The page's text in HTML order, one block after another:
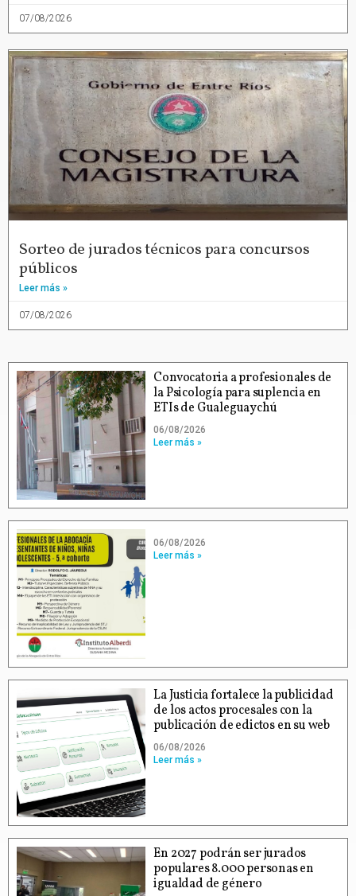
07/08/2026
Sorteo de jurados técnicos para concursos
públicos
Leer más »
07/08/2026
Convocatoria a profesionales de
la Psicología para suplencia en
ETIs de Gualeguaychú
06/08/2026
Leer más »
06/08/2026
Leer más »
La Justicia fortalece la publicidad
de los actos procesales con la
publicación de edictos en su web
06/08/2026
Leer más »
En 2027 podrán ser jurados
populares 8.000 personas en
igualdad de género